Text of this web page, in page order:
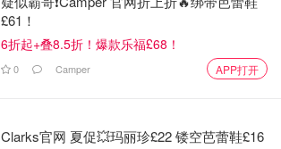
£61！
6折起+叠8.5折！爆款乐福£68！
0 Camper APP打开
Clarks官网 夏促💥玛丽珍£22 镂空芭蕾鞋£16